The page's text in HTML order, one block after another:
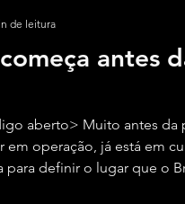
antes
aberto> Muito antes da
em operação, já está em
para definir o lugar que o
de leitura